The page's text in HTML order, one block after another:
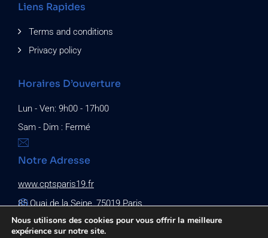
Liens Rapides
Terms and conditions
Privacy policy
Horaires D’ouverture
Lun - Ven: 9h00 - 17h00
Sam - Dim : Fermé
Notre Adresse
85 Quai de la Seine, 75019 Paris
www.cptsparis19.fr
Nous utilisons des cookies pour vous offrir la meilleure
expérience sur notre site.